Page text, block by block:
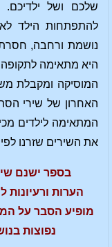
שלכם ושל
להתפתחות הילד
נושמת ורחבה,
היא מתאימה
המוסיקה ומקבלת
האחרון של שירי
המתאימה לילדים
את השירים שזרנו
בספר ישנם
הערות
מופיע הסבר על
נפוצות